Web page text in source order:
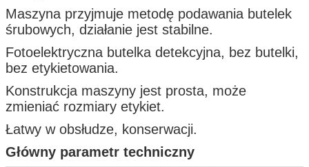
Maszyna przyjmuje metodę podawania butelek
śrubowych, działanie jest stabilne.
Fotoelektryczna butelka detekcyjna, bez butelki,
bez etykietowania.
Konstrukcja maszyny jest prosta, może
zmieniać rozmiary etykiet.
Łatwy w obsłudze, konserwacji.
Główny parametr techniczny